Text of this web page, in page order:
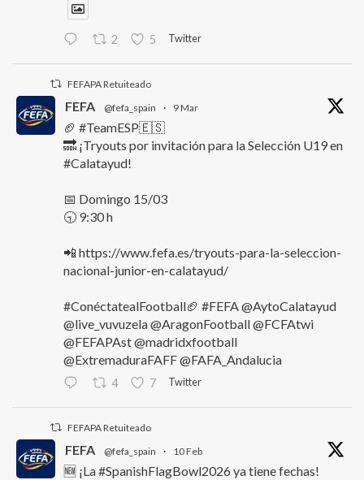
2 5 Twitter
FEFAPA Retuiteado
FEFA @fefa_spain · 9 Mar
🏈 #TeamESP🇪🇸
🔜 ¡Tryouts por invitación para la Selección U19 en
#Calatayud!
📅 Domingo 15/03
🕤 9:30 h
📲 https://www.fefa.es/tryouts-para-la-seleccion-
nacional-junior-en-calatayud/
#ConéctatealFootball🏈 #FEFA @AytoCalatayud
@live_vuvuzela @AragonFootball @FCFAtwi
@FEFAPAst @madridxfootball
@ExtremaduraFAFF @FAFA_Andalucia
4 7 Twitter
FEFAPA Retuiteado
FEFA @fefa_spain · 10 Feb
🆕 ¡La #SpanishFlagBowl2026 ya tiene fechas!